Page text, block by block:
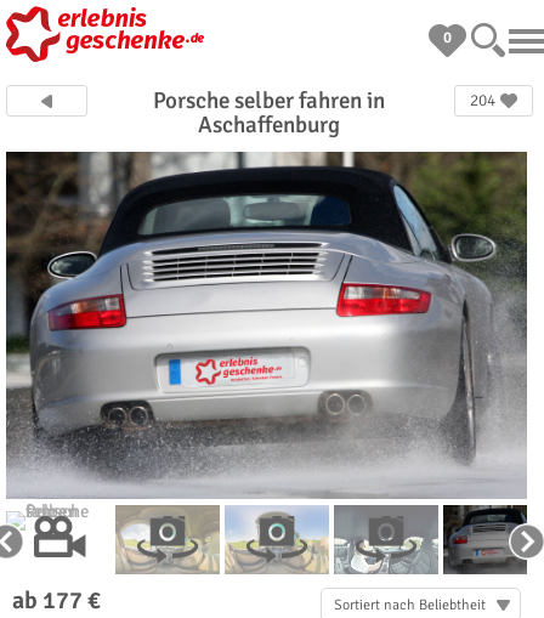
0
Porsche selber fahren in
Aschaffenburg
204
ab 177 € Sortiert nach Beliebtheit